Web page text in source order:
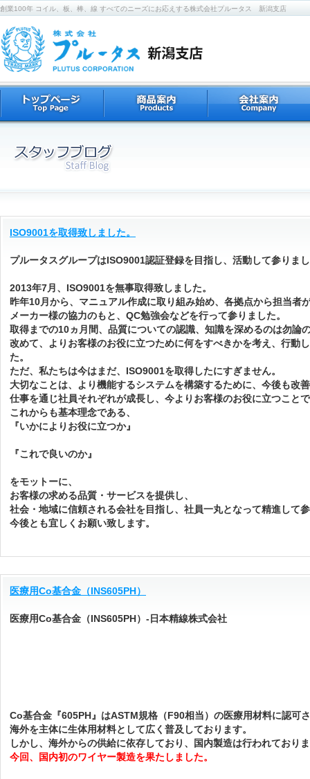
創業100年 コイル、板、棒、線 すべてのニーズにお応えする株式会社プルータス 新潟支店
ISO9001を取得致しました。
プルータスグループはISO9001認証登録を目指し、活動して参りま
2013年7月、ISO9001を無事取得致しました。
昨年10月から、マニュアル作成に取り組み始め、各拠点から担当者
メーカー様の協力のもと、QC勉強会などを行って参りました。
取得までの10ヵ月間、品質についての認識、知識を深めるのは勿論
改めて、よりお客様のお役に立つために何をすべきかを考え、行動
た。
ただ、私たちは今はまだ、ISO9001を取得したにすぎません。
大切なことは、より機能するシステムを構築するために、今後も改
仕事を通じ社員それぞれが成長し、今よりお客様のお役に立つこと
これからも基本理念である、
『いかによりお役に立つか』
『これで良いのか』
をモットーに、
お客様の求める品質・サービスを提供し、
社会・地域に信頼される会社を目指し、社員一丸となって精進して
今後とも宜しくお願い致します。
医療用Co基合金（INS605PH）
医療用Co基合金（INS605PH）-日本精線株式会社
Co基合金『605PH』はASTM規格（F90相当）の医療用材料に認可
海外を主体に生体用材料として広く普及しております。
しかし、海外からの供給に依存しており、国内製造は行われており
今回、国内初のワイヤー製造を果たしました。